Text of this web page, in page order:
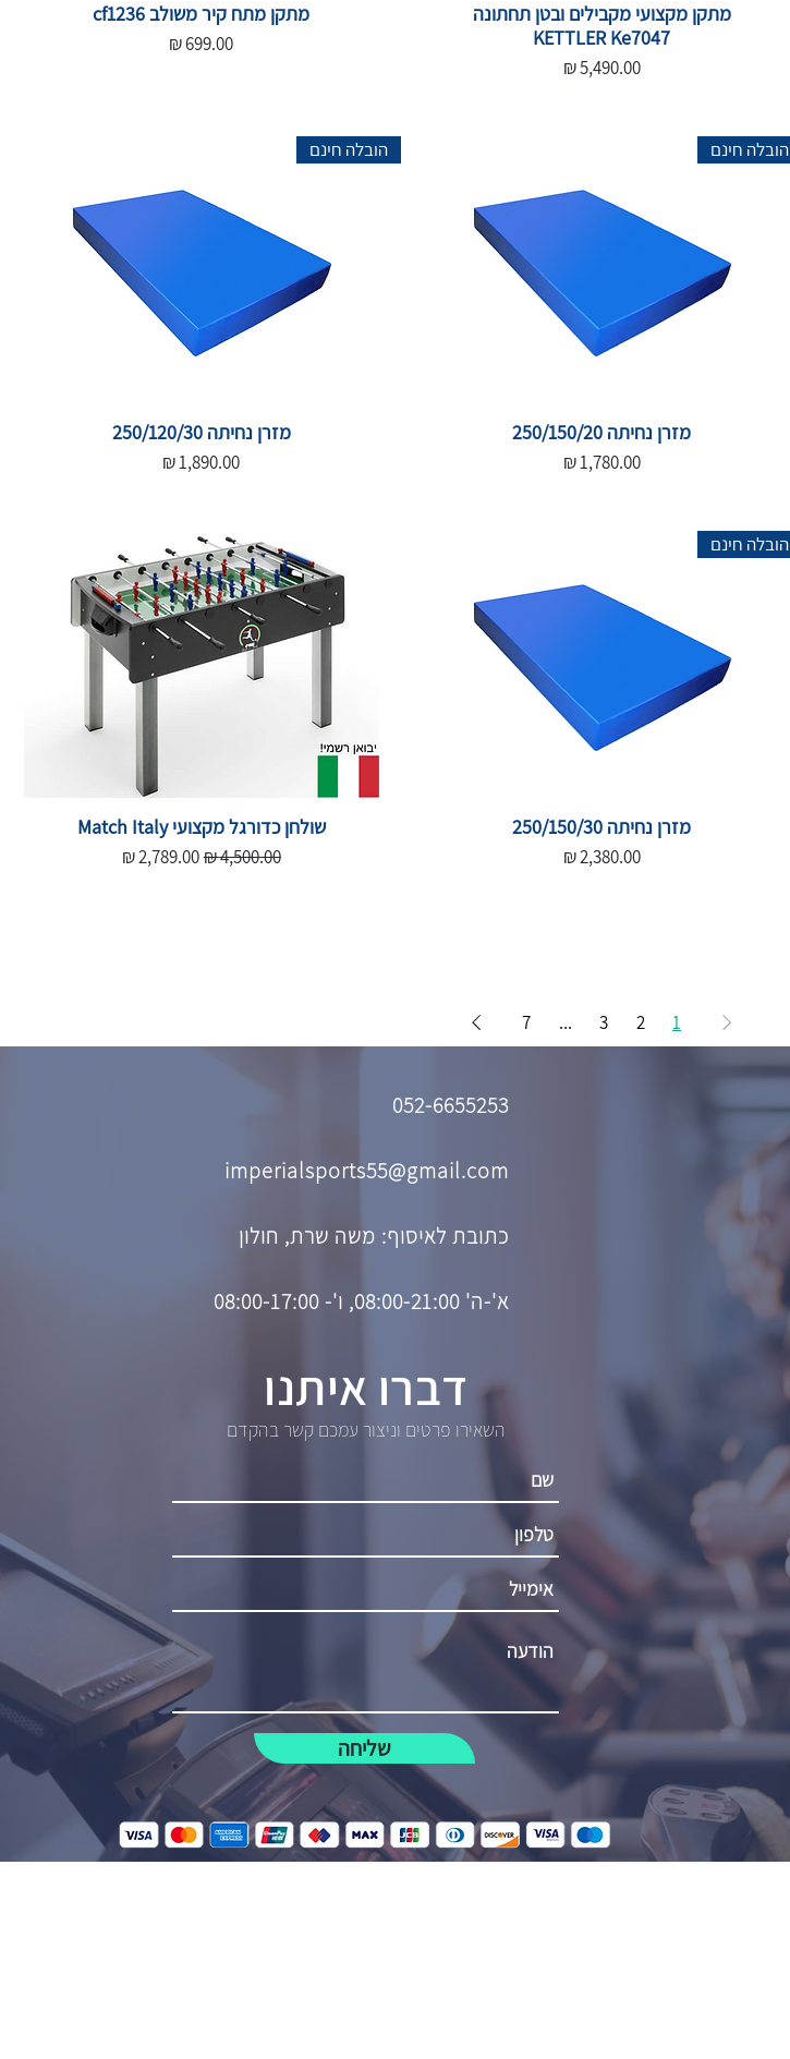
מתקן מקצועי מקבילים ובטן תחתונה
KETTLER Ke7047
מחיר‏5,490.00 ‏₪
מתקן מתח קיר משולב cf1236
מחיר
הובלה חינם
מזרן נחיתה 250/150/20
מחיר‏1,780.00 ‏₪
הובלה חינם
מזרן נחיתה 250/120/30
מחיר
הובלה חינם
מזרן נחיתה 250/150/30
מחיר‏2,380.00 ‏₪
שולחן כדורגל מקצועי Match Italy
מחיר רגיל‏4,500.00 ‏₪ מחיר מבצע‏2,789.00 ‏₪
1
2
3
...
7
052-6655253
imperialsports55@gmail.com
כתובת לאיסוף: משה שרת, חולון
א'-ה' 08:00-21:00, ו'- 08:00-17:00
דברו איתנו
השאירו פרטים וניצור עמכם קשר בהקדם
שליחה